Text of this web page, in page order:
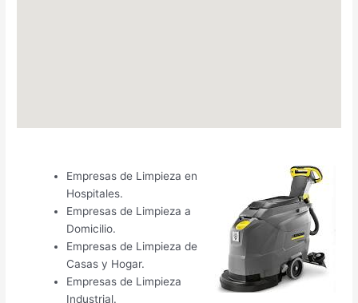
Empresas de Limpieza en
Hospitales.
Empresas de Limpieza a
Domicilio.
Empresas de Limpieza de
Casas y Hogar.
Empresas de Limpieza
Industrial.